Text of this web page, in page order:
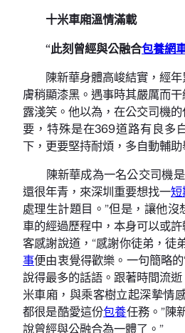
十米車廂溫情滿載
“此刻曾經與公融合包養網
陳新華身體高峻結實，經年
膚稍顯漆黑。遇事時其嚴厲而
露淺笑。他以為，在公交司機
要，特殊是在369道路有良多
下，更要堅持耐煩，多自動輔助
陳新華成為一名公交司機是
還很年青，來深圳重要想找一短
處理生計題目。”但是，讓他
車的經過歷程中，本身可以或
客感謝說道，“感謝你徒弟，徒
事便由衷覺得歡樂。一句簡略
說得最多的話語。跟著時間流逝
米車廂，與乘客樹立起深摯情
都很是酷愛這份包養任務。”陳
說曾經與公融合為一體了。”